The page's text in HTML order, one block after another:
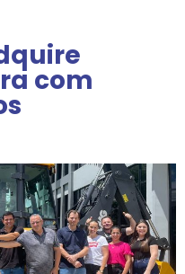
com